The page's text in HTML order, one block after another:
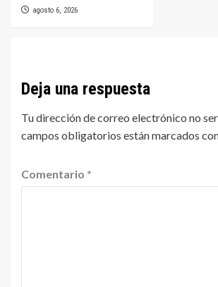
agosto 6, 2026
Deja una respuesta
Tu dirección de correo electrónico no
campos obligatorios están marcados
Comentario *